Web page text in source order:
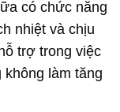
có chức năng
nhiệt và chịu
trợ trong việc
làm tăng